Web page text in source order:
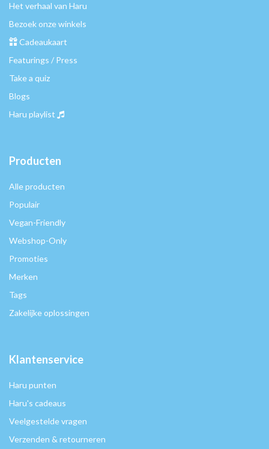
Het verhaal van Haru
Bezoek onze winkels
Cadeaukaart
Featurings / Press
Take a quiz
Blogs
Haru playlist
Producten
Alle producten
Populair
Vegan-Friendly
Webshop-Only
Promoties
Merken
Tags
Zakelijke oplossingen
Klantenservice
Haru punten
Haru's cadeaus
Veelgestelde vragen
Verzenden & retourneren